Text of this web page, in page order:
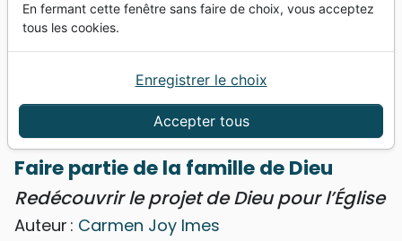
Vous ne pouvez pas créer de nouvelle commande
depuis votre pays (United States).
Eglise
Doctrine
Faire partie de la famille de Dieu - Redécouvrir le
projet de Dieu pour l’Église
Faire partie de la famille de Dieu
Redécouvrir le projet de Dieu pour l’Église
Auteur : Carmen Joy Imes
En fermant cette fenêtre sans faire de choix, vous acceptez
tous les cookies.
Accepter tous
Enregistrer le choix